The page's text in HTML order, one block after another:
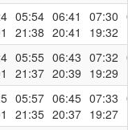
05:54
21:38
06:41
20:41
07:30
19:32
05:55
21:37
06:43
20:39
07:32
19:29
05:57
21:35
06:45
20:37
07:33
19:27